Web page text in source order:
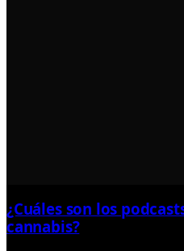
¿Cuáles son los
cannabis?